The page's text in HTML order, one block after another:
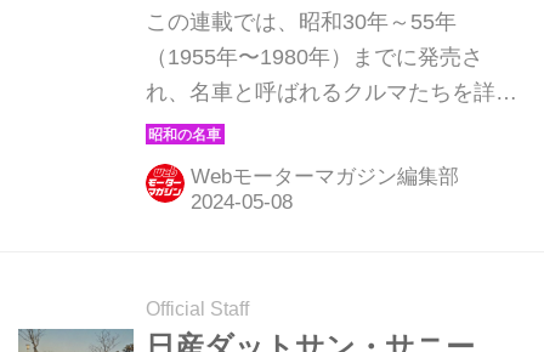
完全版ダイジェスト059】
この連載では、昭和30年～55年
（1955年〜1980年）までに発売さ
れ、名車と呼ばれるクルマたちを詳細
に紹介しよう。その第59回目は、FF車
の持つ魅力を知らしめたチェリー
1000GLの登場だ。（現在販売中の
Webモーターマガジン編集部
Official Staff